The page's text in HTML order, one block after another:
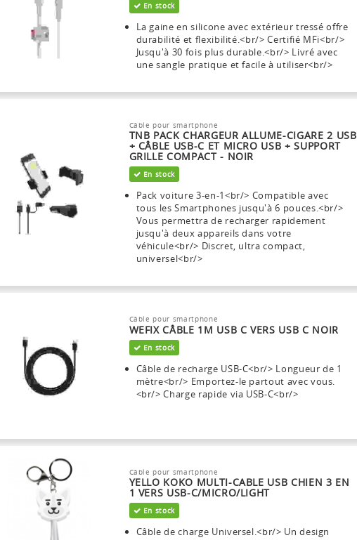
En stock
La gaine en silicone avec extérieur tressé offre
durabilité et flexibilité.<br/> Certifié MFi<br/>
Jusqu'à 30 fois plus durable.<br/> Livré avec
une sangle pratique et facile à utiliser<br/>
Câble pour smartphone
TNB PACK CHARGEUR ALLUME-CIGARE 2 USB
+ CÂBLE USB-C ET MICRO USB + SUPPORT
GRILLE COMPACT - NOIR
En stock
Pack voiture 3-en-1<br/> Compatible avec
tous les Smartphones jusqu'à 6 pouces.<br/>
Vous permettra de recharger rapidement
jusqu'à deux appareils dans votre
véhicule<br/> Discret, ultra compact,
universel<br/>
Câble pour smartphone
WEFIX CÂBLE 1M USB C VERS USB C NOIR
En stock
Câble de recharge USB-C<br/> Longueur de 1
mètre<br/> Emportez-le partout avec vous.
<br/> Charge rapide via USB-C<br/>
Câble pour smartphone
YELLO KOKO MULTI-CABLE USB CHIEN 3 EN
1 VERS USB-C/MICRO/LIGHT
En stock
Câble de charge Universel.<br/> Un design